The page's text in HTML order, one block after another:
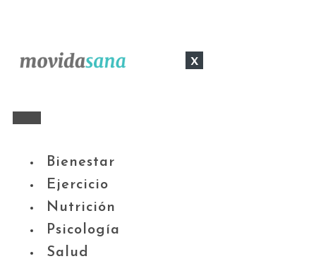
x
Bienestar
Ejercicio
Nutrición
Psicología
Salud